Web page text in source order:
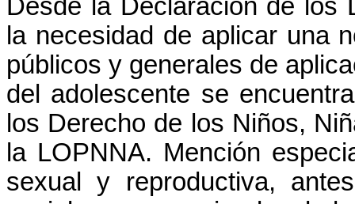
Desde la Declaración de los
la necesidad de aplicar una
públicos y generales de
del adolescente se
los Derecho de los Niños,
la LOPNNA. Mención
sexual y reproductiva,